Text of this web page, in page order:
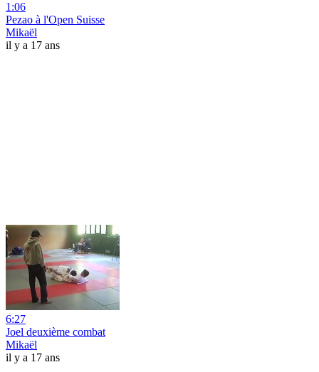
1:06
Pezao à l'Open Suisse
Mikaël
il y a 17 ans
6:27
Joel deuxième combat
Mikaël
il y a 17 ans